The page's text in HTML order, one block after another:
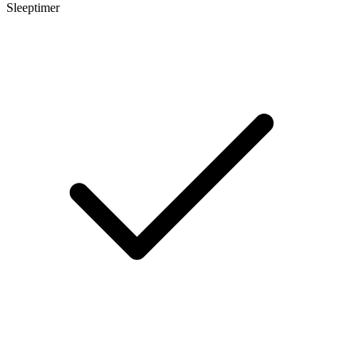
Sleeptimer